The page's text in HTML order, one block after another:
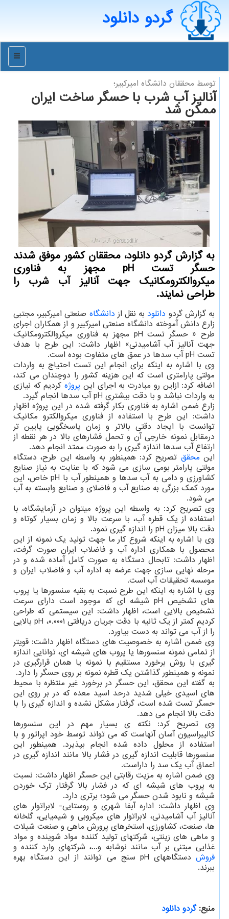
گردو دانلود
منو
توسط محققان دانشگاه امیركبیر؛
آنالیز آب شرب با حسگر ساخت ایران
ممکن شد
به گزارش گردو دانلود، محققان کشور موفق شدند
حسگر تست pH مجهز به فناوری
میکروالکترومکانیک جهت آنالیز آب شرب را
طراحی نمایند.
به گزارش گردو دانلود به نقل از دانشگاه صنعتی امیرکبیر، مجتبی
زارع دانش آموخته دانشگاه صنعتی امیرکبیر و از همکاران اجرای
طرح « حسگر تست pH مجهز به فناوری میکروالکترومکانیک
جهت آنالیز آب آشامیدنی» اظهار داشت: این طرح با هدف
تست pH آب سدها در عمق های متفاوت بوده است.
وی با اشاره به اینکه برای انجام این تست احتیاج به واردات
مولتی پارامتری است که این هزینه کشور را دوچندان می کند،
اضافه کرد: ازاین رو مبادرت به اجرای این پروژهکردیم که نیازی
به واردات نباشد و با دقت بیشتری pH آب سدها انجام گیرد.
زارع ضمن اشاره به فناوری بکار گرفته شده در این پروژه اظهار
داشت: این طرح با استفاده از فناوری میکروالکترو مکانیک
توانست با ایجاد دقتی بالاتر و زمان پاسخگویی پایین تر
درمقابل نمونه خارجی آن و تحمل فشارهای بالا در هر نقطه از
ارتفاع آب سدها اندازه گیری را به صورت ممتد انجام دهد.
این محقق تصریح کرد: همینطور به واسطه این طرح، دستگاه
مولتی پارامتر بومی سازی می شود که با عنایت به نیاز صنایع
کشاورزی و دامی به آب سدها و همینطور آب با pH خاص، این
مورد کمک بزرگی به صنایع آب و فاضلای و صنایع وابسته به آب
می شود.
وی تصریح کرد: به واسطه این پروژه میتوان در آزمایشگاه، با
استفاده از یک قطره آب، با سرعت بالا و زمان بسیار کوتاه و
دقت بالا میزان pH را اندازه گیری نمود.
وی با اشاره به اینکه شروع کار ما جهت تولید یک نمونه از این
محصول با همکاری اداره آب و فاضلاب ایران صورت گرفت،
اظهار داشت: تابحال دستگاه به صورت کامل آماده شده و در
مرحله نهایی سازی جهت عرضه به اداره آب و فاضلاب ایران و
موسسه تحقیقات آب است.
وی با اشاره به اینکه این طرح نسبت به بقیه سنسورها یا پروب
های تشخیص pH شیشه ای که موجود است دارای سرعت
تشخیص بالایی است، اظهار داشت: این سیستمی که طراحی
کردیم کمتر از یک ثانیه با دقت جریان دریافتی ۰.۰۰۰۱، pH بالایی
را از آب می تواند به دست بیاورد.
وی ضمن اشاره به خصوصیت های دستگاه اظهار داشت: قویتر
از تمامی نمونه سنسورها یا پروب های شیشه ای، توانایی اندازه
گیری با روش برخورد مستقیم با نمونه یا همان قرارگیری در
نمونه و همینطور گذاشتن یک قطره نمونه بر روی حسگر را دارد.
به گفته این محقق، این حسگر در برخورد غیر منتظره با محیط
های اسیدی خیلی شدید درحد اسید معده که در بر روی این
حسگر تست شده است، گرفتار مشکل نشده و اندازه گیری را با
دقت بالا انجام می دهد.
وی تصریح کرد: نکته ی بسیار مهم در این سنسورها
کالیبراسیون آسان آنهاست که می تواند توسط خود اپراتور و با
استفاده از محلول داده شده انجام بپذیرد. همینطور این
سنسورها قابلیت اندازه گیری در فشار بالا مانند اندازه گیری در
اعماق آب یک سد را داراست.
وی ضمن اشاره به مزیت رقابتی این حسگر اظهار داشت: نسبت
به پروب های شیشه ای که در فشار بالا گرفتار ترک خوردن
شیشه و نابود شدن حسگر می شود؛ برتری دارد.
وی اظهار داشت: اداره آبفا شهری و روستایی- لابراتوار های
آنالیز آب آشامیدنی، لابراتوار های میکروبی و شیمیایی، گلخانه
ها، صنعت، کشاورزی، استخرهای پرورش ماهی و صنعت شیلات
و ماهی های زینتی، شرکتهای تولید کننده مواد شوینده و مواد
غذایی مبتنی بر آب مانند نوشابه و...، شرکتهای وارد کننده و
فروش
دستگاههای pH سنج می توانند از این دستگاه بهره
ببرند.
منبع:گردو دانلود